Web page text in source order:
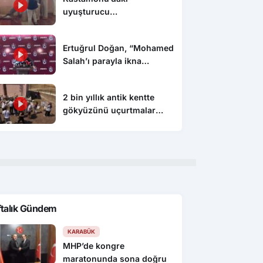
uyuşturucu
Ertuğrul Doğan, “Mohamed
Salah’ı parayla ikna
2 bin yıllık antik kentte
gökyüzünü uçurtmalar
Gündem
KARABÜK
MHP’de kongre
maratonunda sona doğru